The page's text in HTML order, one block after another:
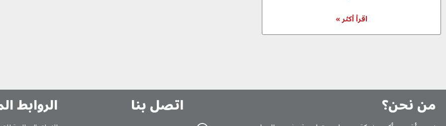
اقرأ أكثر »
من نحن؟ اتصل بنا الروابط